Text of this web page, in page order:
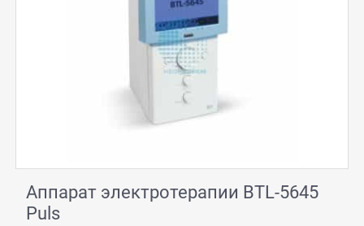
Аппарат электротерапии BTL-5645
Puls